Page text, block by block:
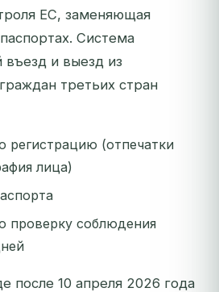
ЕС, заменяющая
Система
и выезд из
третьих стран
регистрацию (отпечатки
лица)
проверку соблюдения
после 10 апреля 2026 года